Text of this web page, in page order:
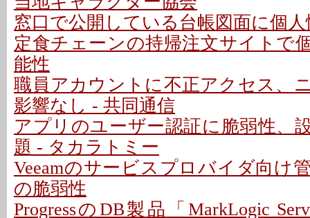
窓口で公開している台帳図面に個
定食チェーンの持帰注文サイトで
能性
職員アカウントに不正アクセス、
影響なし - 共同通信
アプリのユーザー認証に脆弱性、
題 - タカラトミー
Veeamのサービスプロバイダ向け
の脆弱性
ProgressのDB製品「MarkLogic